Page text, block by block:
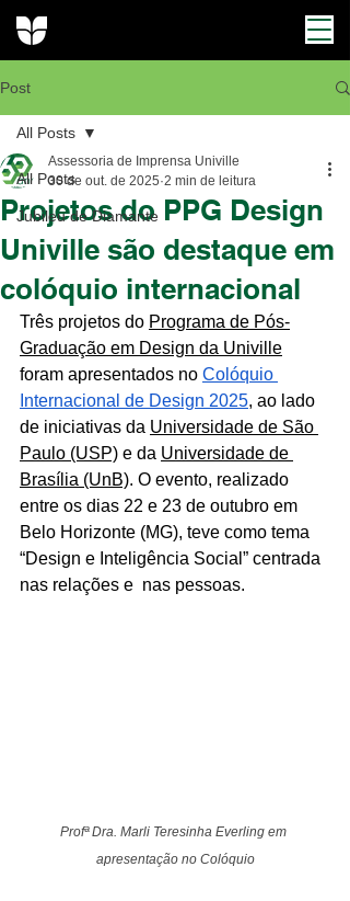
Post
All Posts
Jubileu de Diamante
All Posts
Projetos do PPG Design
Univille são destaque em
colóquio internacional
Assessoria de Imprensa Univille
30 de out. de 2025 2 min de leitura
Três projetos do Programa de Pós-
Graduação em Design da Univille
foram apresentados no Colóquio
Internacional de Design 2025, ao lado
de iniciativas da Universidade de São
Paulo (USP) e da Universidade de
Brasília (UnB). O evento, realizado
entre os dias 22 e 23 de outubro em
Belo Horizonte (MG), teve como tema
“Design e Inteligência Social” centrada
nas relações e  nas pessoas.
Profª Dra. Marli Teresinha Everling em
apresentação no Colóquio